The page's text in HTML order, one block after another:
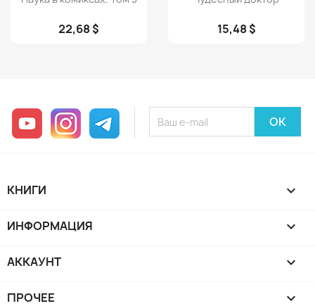
22,68 $ 15,48 $
YouTube InstagramTelegram
КНИГИ 
ИНФОРМАЦИЯ 
АККАУНТ 
ПРОЧЕЕ 